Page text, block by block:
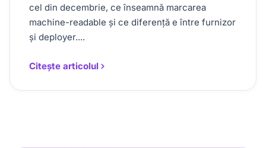
cel din decembrie, ce înseamnă marcarea
machine-readable și ce diferență e între furnizor
și deployer....
Citește articolul